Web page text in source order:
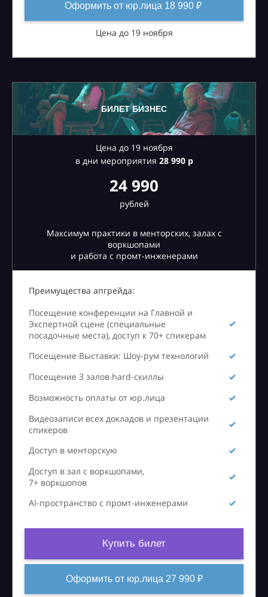
Оформить от юр.лица 18 990 ₽
Цена до 19 ноября
БИЛЕТ БИЗНЕС
Цена до 19 ноября
в дни мероприятия 28990 р
24 990
рублей
Максимум практики в менторских, залах с
воркшопами
и работа с промт-инженерами
Преимущества апгрейда:
Посещение конференции на Главной и
Экспертной сцене (специальные
посадочные места), доступ к 70+ спикерам
Посещение Выставки: Шоу-рум технологий
Посещение 3 залов hard-скиллы
Возможность оплаты от юр.лица
Видеозаписи всех докладов и презентации
спикеров
Доступ в менторскую
Доступ в зал с воркшопами,
7+ воркшопов
AI-пространство с промт-инженерами
Купить билет
Оформить от юр.лица 27 990 ₽